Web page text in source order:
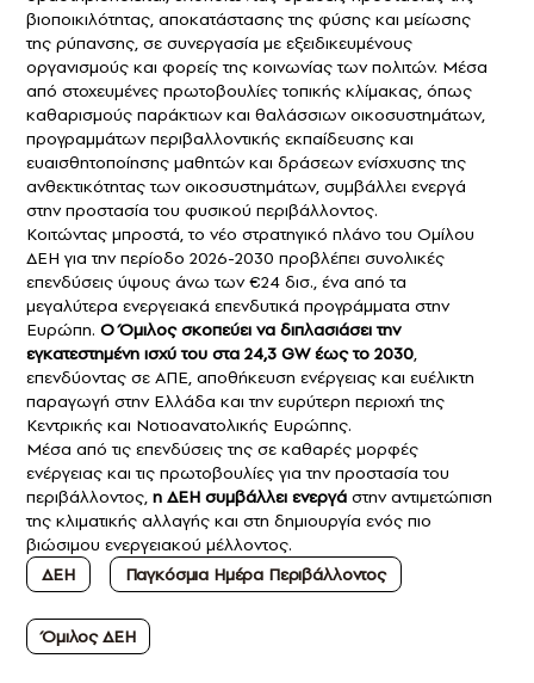
βιοποικιλότητας, αποκατάστασης της φύσης και μείωσης
της ρύπανσης, σε συνεργασία με εξειδικευμένους
οργανισμούς και φορείς της κοινωνίας των πολιτών. Μέσα
από στοχευμένες πρωτοβουλίες τοπικής κλίμακας, όπως
καθαρισμούς παράκτιων και θαλάσσιων οικοσυστημάτων,
προγραμμάτων περιβαλλοντικής εκπαίδευσης και
ευαισθητοποίησης μαθητών και δράσεων ενίσχυσης της
ανθεκτικότητας των οικοσυστημάτων, συμβάλλει ενεργά
στην προστασία του φυσικού περιβάλλοντος.
Κοιτώντας μπροστά, το νέο στρατηγικό πλάνο του Ομίλου
ΔΕΗ για την περίοδο 2026-2030 προβλέπει συνολικές
επενδύσεις ύψους άνω των €24 δισ., ένα από τα
μεγαλύτερα ενεργειακά επενδυτικά προγράμματα στην
Ευρώπη. Ο Όμιλος σκοπεύει να διπλασιάσει την
εγκατεστημένη ισχύ του στα 24,3 GW έως το 2030,
επενδύοντας σε ΑΠΕ, αποθήκευση ενέργειας και ευέλικτη
παραγωγή στην Ελλάδα και την ευρύτερη περιοχή της
Κεντρικής και Νοτιοανατολικής Ευρώπης.
Μέσα από τις επενδύσεις της σε καθαρές μορφές
ενέργειας και τις πρωτοβουλίες για την προστασία του
περιβάλλοντος, η ΔΕΗ συμβάλλει ενεργά στην αντιμετώπιση
της κλιματικής αλλαγής και στη δημιουργία ενός πιο
βιώσιμου ενεργειακού μέλλοντος.
ΔΕΗ
Παγκόσμια Ημέρα Περιβάλλοντος
Όμιλος ΔΕH